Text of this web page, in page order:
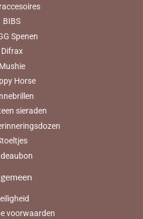
BIBS
Spenen
Difrax
Mushie
Horse
sieraden
voorwaarden